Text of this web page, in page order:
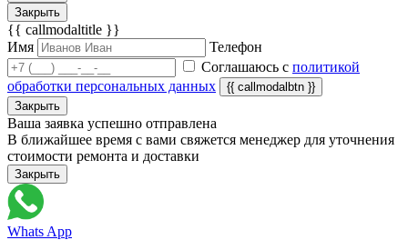
Закрыть
{{ callmodaltitle }}
Имя
Телефон
Соглашаюсь с политикой
обработки персональных данных
{{ callmodalbtn }}
Закрыть
Ваша заявка успешно отправлена
В ближайшее время с вами свяжется менеджер для уточнения
стоимости ремонта и доставки
Закрыть
Whats App